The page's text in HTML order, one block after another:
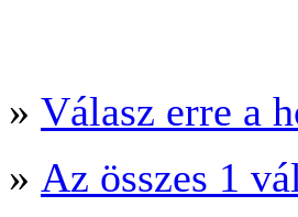
» Válasz erre a
» Az összes 1